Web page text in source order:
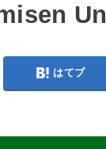
はてブ